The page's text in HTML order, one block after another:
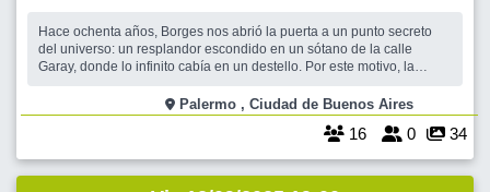
Hace ochenta años, Borges nos abrió la puerta a un punto secreto
del universo: un resplandor escondido en un sótano de la calle
Garay, donde lo infinito cabía en un destello. Por este motivo, la
celebrar juntos los 80 años de “El Aleph”, ese relato que aún nos
hace t
Palermo , Ciudad de Buenos Aires
16 0 34